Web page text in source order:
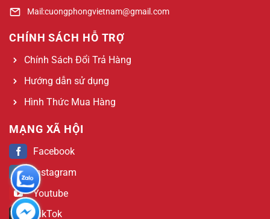
Mail:cuongphongvietnam@gmail.com
CHÍNH SÁCH HỖ TRỢ
Chính Sách Đổi Trả Hàng
Hướng dẫn sử dụng
Hình Thức Mua Hàng
MẠNG XÃ HỘI
Facebook
Instagram
Youtube
TikTok